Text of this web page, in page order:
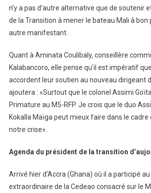
n’y a pas d’autre alternative que de soutenir
de la Transition à mener le bateau Mali à bon
autre manifestant.
Quant à Aminata Coulibaly, conseillère
Kalabancoro, elle pense qu’il est impératif
accordent leur soutien au nouveau dirigeant
ajoutera : «Surtout que le colonel Assimi
Primature au M5-RFP. Je crois que le duo
Kokalla Maïga peut mieux faire dans le cadre
notre crise».
Agenda du président de la transition
Arrivé hier d’Accra (Ghana) où il a participé
extraordinaire de la Cedeao consacré sur le